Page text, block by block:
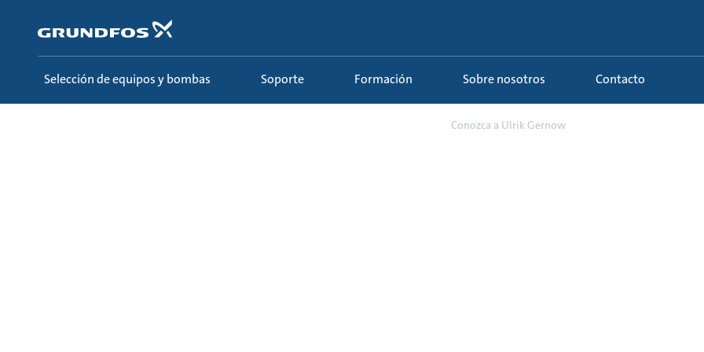
contenido
principal
Selección de equipos y bombas Soporte Formación Sobre nosotros Contacto
Conozca a Ulrik Gernow